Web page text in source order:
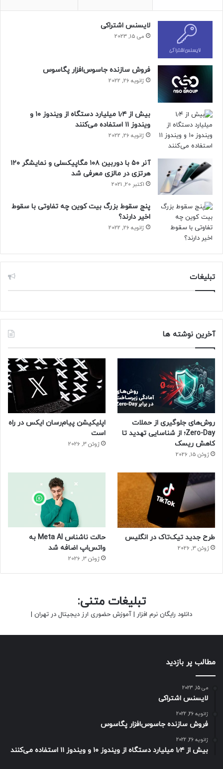
شارژ سریع ۸۰ واتی پشتیبانی خواهد کرد. انتظار می‌رود تا
گوشی‌های جدید ریلمی از ویژگی‌های مبتنی‌بر هوش مصنوعی
بهره‌مند شوند.
حتما بخوانید :
شگفت‌انگیزترین تصاویر فضایی سال ۲۰۲۴
منبع : زومیت
لایسنس اشتراکی
می 15, 2023
فروش سازنده جاسوس‌افزار پگاسوس
ژانویه 26, 2022
بیش از ۱٫۴ میلیارد دستگاه از ویندوز ۱۰ و
ویندوز ۱۱ استفاده می‌کنند
ژانویه 26, 2022
آنر ۵۰ با دوربین ۱۰۸ مگاپیکسلی و نمایشگر ۱۲۰
هرتزی در مالزی معرفی شد
اکتبر 20, 2021
پنج سقوط بزرگ بیت کوین چه تفاوتی با سقوط
اخیر دارند؟
ژانویه 26, 2022
تبلیغات
آخرین نوشته ها
روش‌های جلوگیری از حملات
Zero-Day؛ از شناسایی تهدید تا
کاهش ریسک
ژوئن 15, 2026
اپلیکیشن پیام‌رسان ایکس در راه
است
ژوئن 3, 2026
طرح جدید تیک‌تاک در انگلیس
ژوئن 3, 2026
حالت ناشناس Meta AI به
واتس‌اپ اضافه شد
ژوئن 3, 2026
تبلیغات متنی:
دانلود رایگان نرم افزار | آموزش حضوری ارز دیجیتال در تهران |
مطالب پر بازدید
می 15, 2023
لایسنس اشتراکی
ژانویه 26, 2022
فروش سازنده جاسوس‌افزار پگاسوس
ژانویه 26, 2022
بیش از ۱٫۴ میلیارد دستگاه از ویندوز ۱۰ و ویندوز ۱۱ استفاده می‌کنند